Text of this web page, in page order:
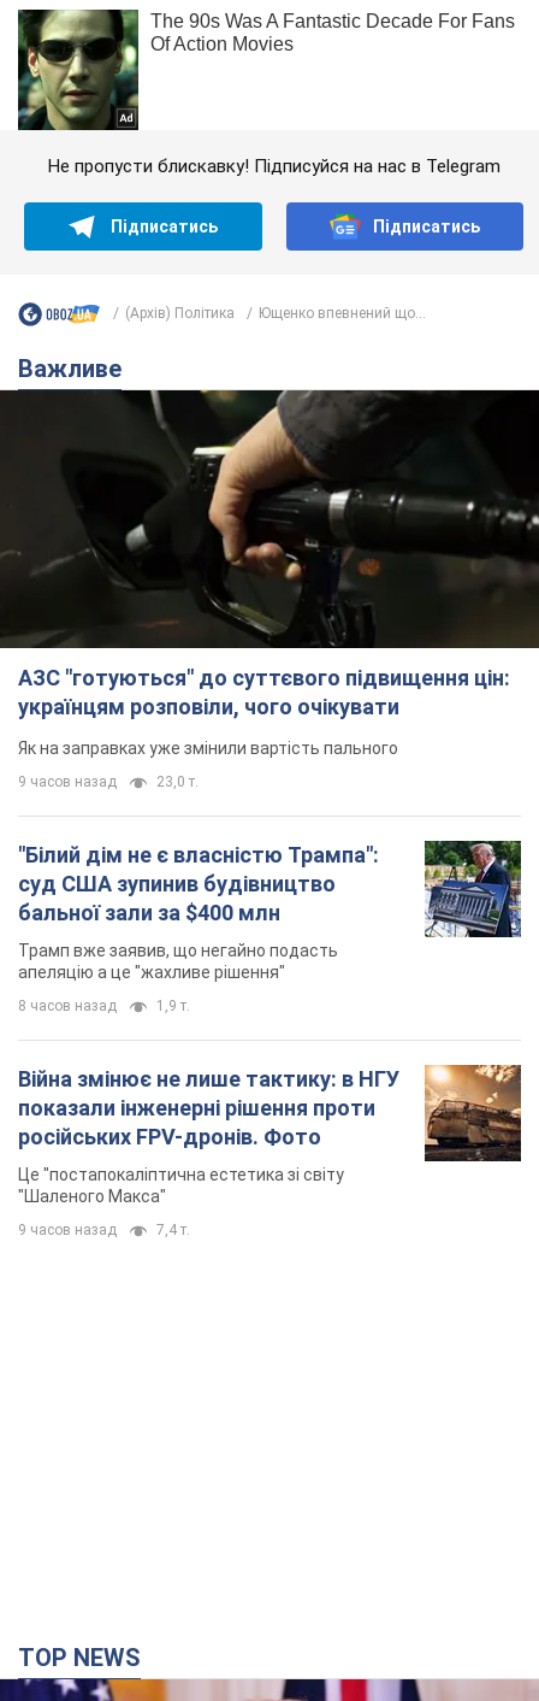
Не пропусти блискавку! Підписуйся на нас в Telegram
Підписатись Підписатись
(Архів) Політика Ющенко впевнений що...
Важливе
АЗС "готуються" до суттєвого підвищення цін:
українцям розповіли, чого очікувати
Як на заправках уже змінили вартість пального
9 часов назад 23,0 т.
"Білий дім не є власністю Трампа":
суд США зупинив будівництво
бальної зали за $400 млн
Трамп вже заявив, що негайно подасть
апеляцію а це "жахливе рішення"
8 часов назад 1,9 т.
Війна змінює не лише тактику: в НГУ
показали інженерні рішення проти
російських FPV-дронів. Фото
Це "постапокаліптична естетика зі світу
"Шаленого Макса"
9 часов назад 7,4 т.
TOP NEWS